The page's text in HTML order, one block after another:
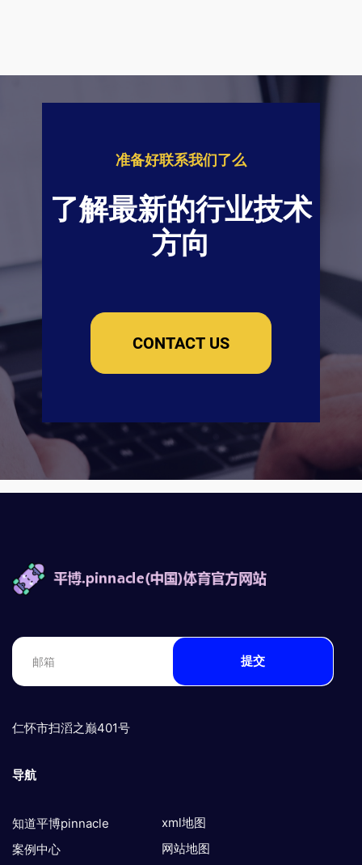
准备好联系我们了么
了解最新的行业技术
方向
CONTACT US
提交
仁怀市扫滔之巅401号
导航
知道平博pinnacle
案例中心
xml地图
网站地图